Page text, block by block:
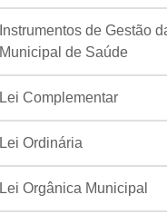
Instrumentos de Gestão
Municipal de Saúde
Lei Complementar
Lei Ordinária
Lei Orgânica Municipal